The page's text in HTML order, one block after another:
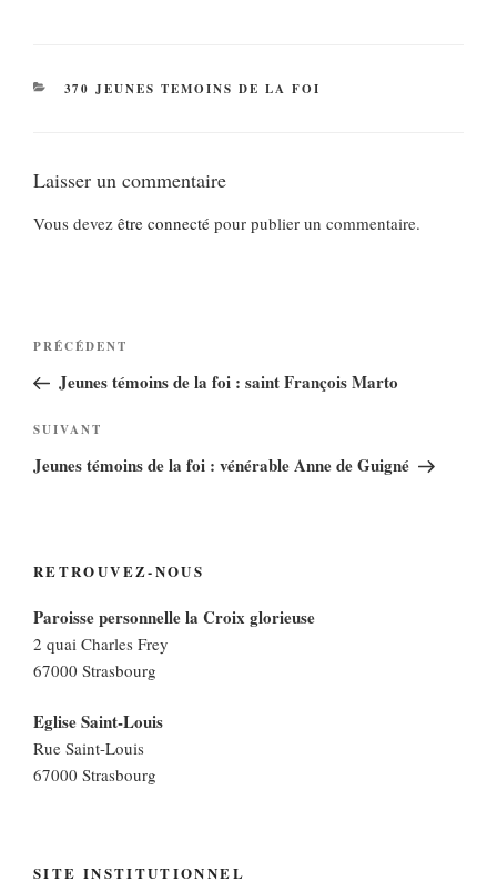
CATÉGORIES
370 JEUNES TEMOINS DE LA FOI
Laisser un commentaire
Vous devez être connecté pour publier un commentaire.
Navigation
l’article
Article
précédent
PRÉCÉDENT
Jeunes témoins de la foi : saint François Marto
Article
suivant
SUIVANT
Jeunes témoins de la foi : vénérable Anne de Guigné
RETROUVEZ-NOUS
Paroisse personnelle la Croix glorieuse
2 quai Charles Frey
67000 Strasbourg
Eglise Saint-Louis
Rue Saint-Louis
67000 Strasbourg
SITE INSTITUTIONNEL